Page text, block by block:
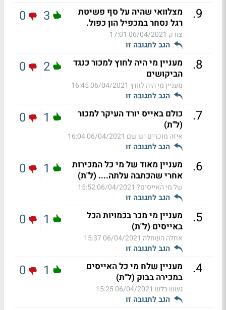
9
.
מצלוואי שהיה על סף פשיטת
רגל נסחר במכפיל הון כפול.
צודק 06/04/2021 17:01
הגב לתגובה זו
3
0
8
.
מעניין מי היה לחוץ למכור כנגד
הביקושים
מעניין מי היה לחוץ 06/04/2021 16:45
הגב לתגובה זו
2
0
7
.
כולם באייס יורד העיקר למכור
(ל"ת)
איזה מוכרים יש שם 06/04/2021 16:04
הגב לתגובה זו
1
0
6
.
מעניין מאוד של מי כל המכירות
אחרי שהכתבה עלתה.... (ל"ת)
של מי האייסים? 06/04/2021 15:52
הגב לתגובה זו
1
0
5
.
מעניין מי מכר בכמויות הכל
באייסים (ל"ת)
אחלה השחלה 06/04/2021 15:37
הגב לתגובה זו
1
0
4
.
מעניין שלח מי כל האייסים
במכירה בבוק (ל"ת)
גשש בלש 06/04/2021 15:25
הגב לתגובה זו
1
0